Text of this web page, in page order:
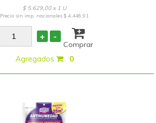
$ 5.629,00 x 1 U
Precio sin imp. nacionales$ 4.446,91
+ -
Comprar
Agregados : 0